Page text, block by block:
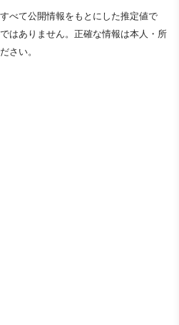
べて公開情報をもとにした推定値で
はありません。正確な情報は本人・所
さい。